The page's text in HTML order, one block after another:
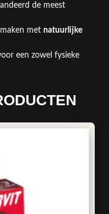
de meest
met natuurlijke
een zowel fysieke